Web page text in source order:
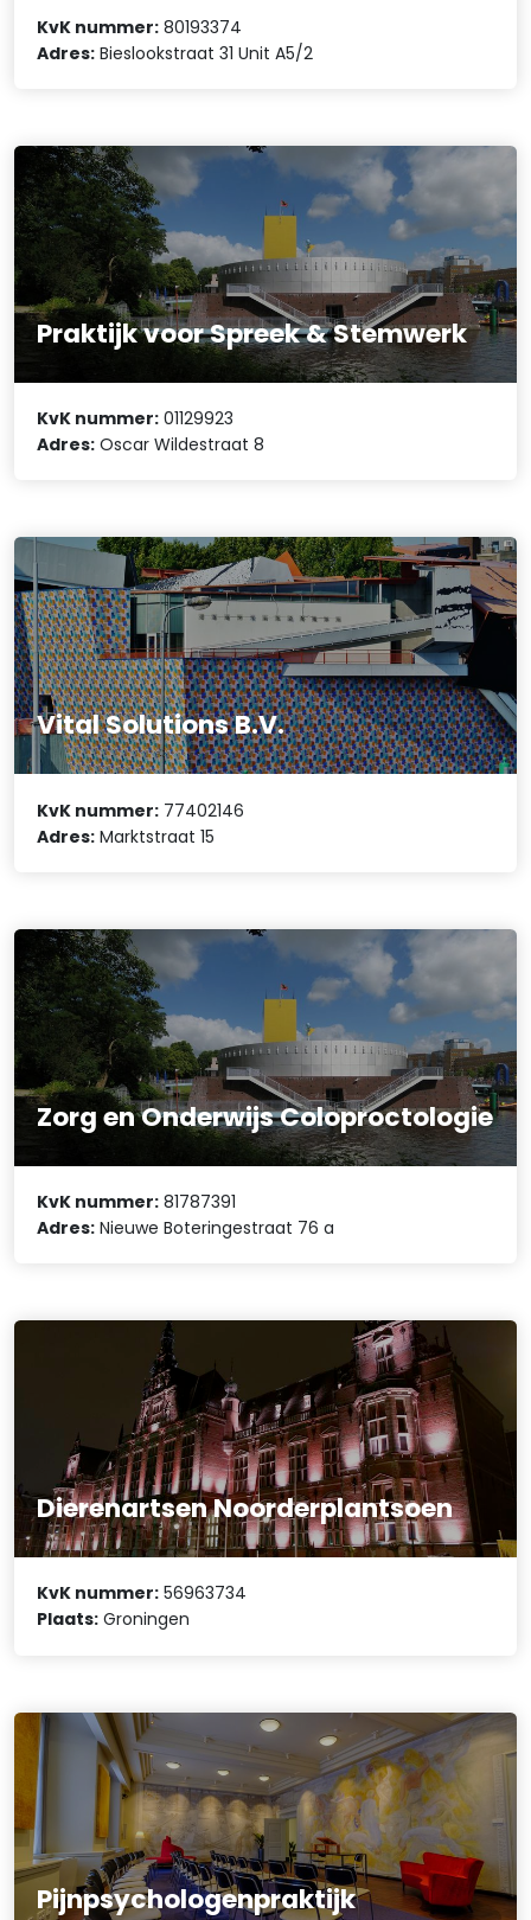
KvK nummer: 80193374
Adres: Bieslookstraat 31 Unit A5/2
Praktijk voor Spreek & Stemwerk
KvK nummer: 01129923
Adres: Oscar Wildestraat 8
Vital Solutions B.V.
KvK nummer: 77402146
Adres: Marktstraat 15
Zorg en Onderwijs Coloproctologie
KvK nummer: 81787391
Adres: Nieuwe Boteringestraat 76 a
Dierenartsen Noorderplantsoen
KvK nummer: 56963734
Plaats: Groningen
Pijnpsychologenpraktijk